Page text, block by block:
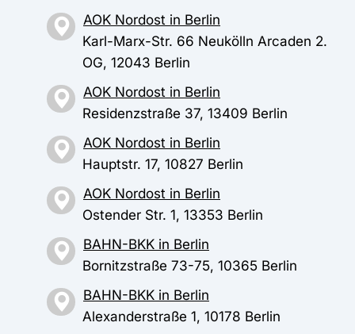
AOK Nordost in Berlin
Karl-Marx-Str. 66 Neukölln Arcaden 2.
OG, 12043 Berlin
AOK Nordost in Berlin
Residenzstraße 37, 13409 Berlin
AOK Nordost in Berlin
Hauptstr. 17, 10827 Berlin
AOK Nordost in Berlin
Ostender Str. 1, 13353 Berlin
BAHN-BKK in Berlin
Bornitzstraße 73-75, 10365 Berlin
BAHN-BKK in Berlin
Alexanderstraße 1, 10178 Berlin